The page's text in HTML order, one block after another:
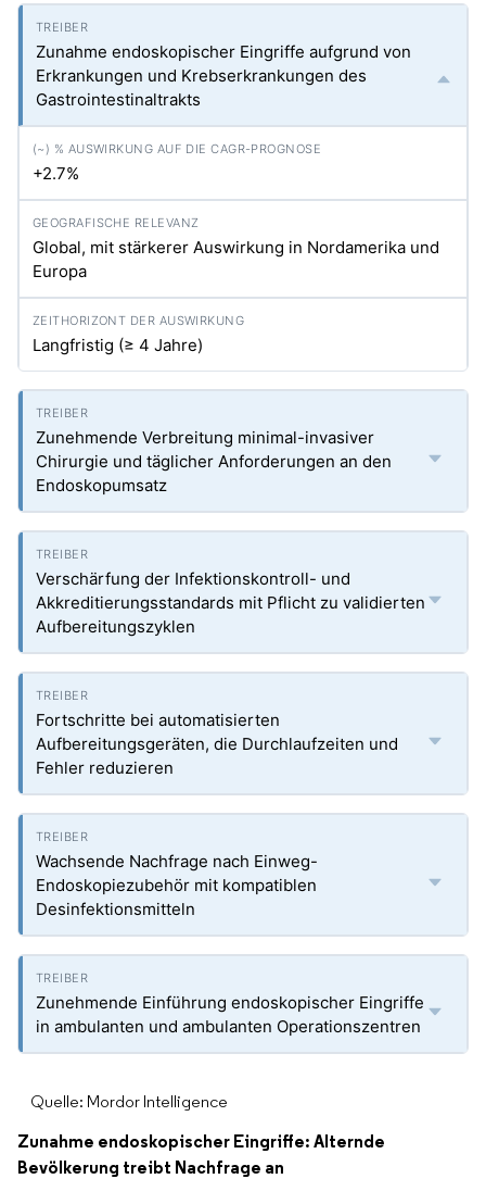
Zunahme endoskopischer Eingriffe aufgrund von
Erkrankungen und Krebserkrankungen des
Gastrointestinaltrakts
+2.7%
Global, mit stärkerer Auswirkung in Nordamerika und
Europa
Langfristig (≥ 4 Jahre)
Zunehmende Verbreitung minimal-invasiver
Chirurgie und täglicher Anforderungen an den
Endoskopumsatz
Verschärfung der Infektionskontroll- und
Akkreditierungsstandards mit Pflicht zu validierten
Aufbereitungszyklen
Fortschritte bei automatisierten
Aufbereitungsgeräten, die Durchlaufzeiten und
Fehler reduzieren
Wachsende Nachfrage nach Einweg-
Endoskopiezubehör mit kompatiblen
Desinfektionsmitteln
Zunehmende Einführung endoskopischer Eingriffe
in ambulanten und ambulanten Operationszentren
Quelle: Mordor Intelligence
Zunahme endoskopischer Eingriffe: Alternde
Bevölkerung treibt Nachfrage an